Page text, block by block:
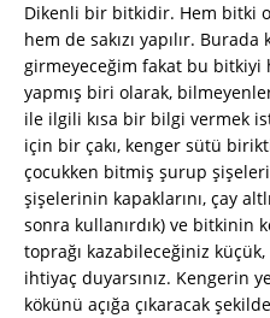
Dikenli bir bitkidir. Hem bitki
hem de sakızı yapılır. Burada
girmeyeceğim fakat bu bitkiyi
yapmış biri olarak, bilmeyenler
ile ilgili kısa bir bilgi vermek
için bir çakı, kenger sütü
çocukken bitmiş şurup
şişelerinin kapaklarını, çay
sonra kullanırdık) ve bitkinin
toprağı kazabileceğiniz
ihtiyaç duyarsınız. Kengerin
kökünü açığa çıkaracak